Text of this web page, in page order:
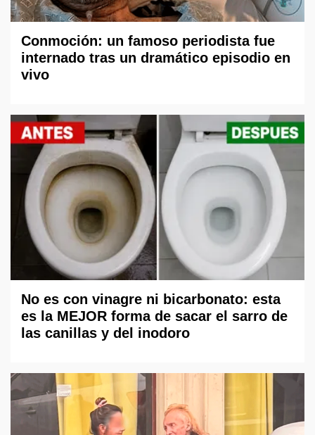
Conmoción: un famoso periodista fue
internado tras un dramático episodio en
vivo
No es con vinagre ni bicarbonato: esta
es la MEJOR forma de sacar el sarro de
las canillas y del inodoro